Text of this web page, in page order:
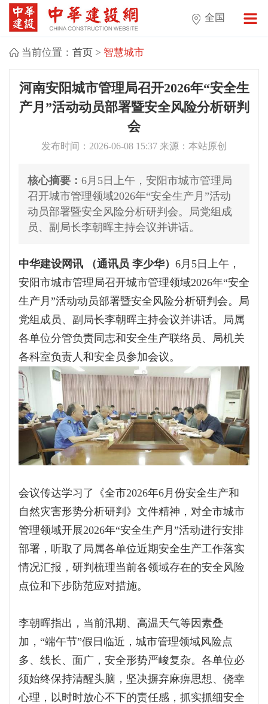
全国
当前位置： 首页> 智慧城市
河南安阳城市管理局召开2026年“安全生
产月”活动动员部署暨安全风险分析研判
会
发布时间：2026-06-08 15:37 来源：本站原创
核心摘要： 6月5日上午，安阳市城市管理局
召开城市管理领域2026年“安全生产月”活动
动员部署暨安全风险分析研判会。局党组成
员、副局长李朝晖主持会议并讲话。
中华建设网讯 （通讯员 李少华） 6月5日上午，
安阳市城市管理局召开城市管理领域2026年“安全
生产月”活动动员部署暨安全风险分析研判会。局
党组成员、副局长李朝晖主持会议并讲话。局属
各单位分管负责同志和安全生产联络员、局机关
各科室负责人和安全员参加会议。
会议传达学习了《全市2026年6月份安全生产和
自然灾害形势分析研判》文件精神，对全市城市
管理领域开展2026年“安全生产月”活动进行安排
部署，听取了局属各单位近期安全生产工作落实
情况汇报，研判梳理当前各领域存在的安全风险
点位和下步防范应对措施。
李朝晖指出，当前汛期、高温天气等因素叠
加，“端午节”假日临近，城市管理领域风险点
多、线长、面广，安全形势严峻复杂。各单位必
须始终保持清醒头脑，坚决摒弃麻痹思想、侥幸
心理，以时时放心不下的责任感，抓实抓细安全